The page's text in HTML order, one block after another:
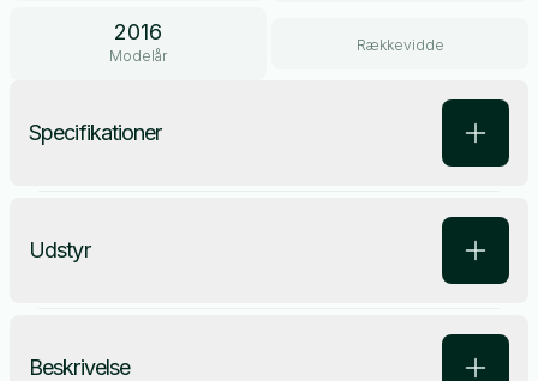
2016
Modelår
Rækkevidde
Specifikationer
Udstyr
Beskrivelse